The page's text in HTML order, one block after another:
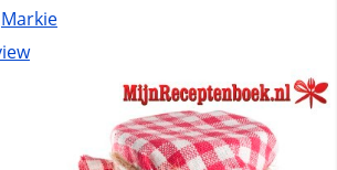
Markie